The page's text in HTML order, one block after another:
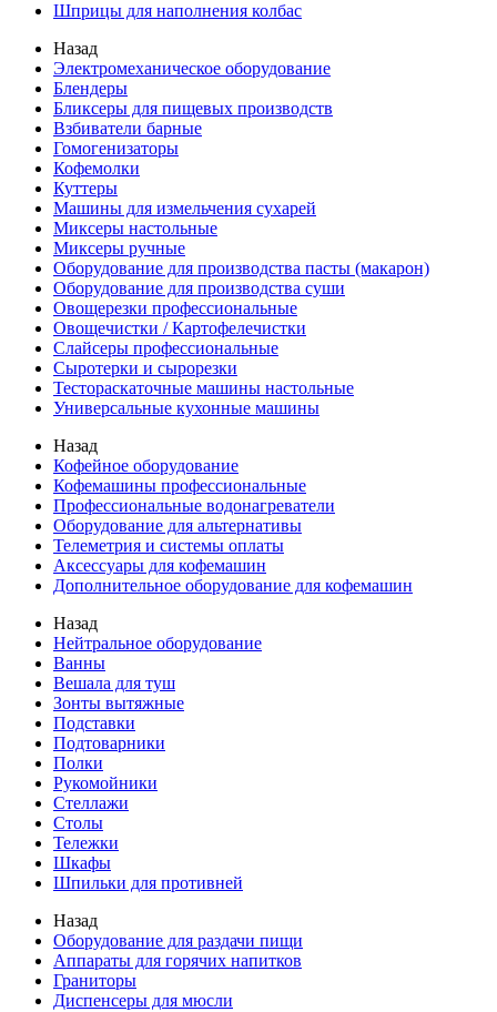
Шприцы для наполнения колбас
Назад
Электромеханическое оборудование
Блендеры
Бликсеры для пищевых производств
Взбиватели барные
Гомогенизаторы
Кофемолки
Куттеры
Машины для измельчения сухарей
Миксеры настольные
Миксеры ручные
Оборудование для производства пасты (макарон)
Оборудование для производства суши
Овощерезки профессиональные
Овощечистки / Картофелечистки
Слайсеры профессиональные
Сыротерки и сырорезки
Тестораскаточные машины настольные
Универсальные кухонные машины
Назад
Кофейное оборудование
Кофемашины профессиональные
Профессиональные водонагреватели
Оборудование для альтернативы
Телеметрия и системы оплаты
Аксессуары для кофемашин
Дополнительное оборудование для кофемашин
Назад
Нейтральное оборудование
Ванны
Вешала для туш
Зонты вытяжные
Подставки
Подтоварники
Полки
Рукомойники
Стеллажи
Столы
Тележки
Шкафы
Шпильки для противней
Назад
Оборудование для раздачи пищи
Аппараты для горячих напитков
Граниторы
Диспенсеры для мюсли